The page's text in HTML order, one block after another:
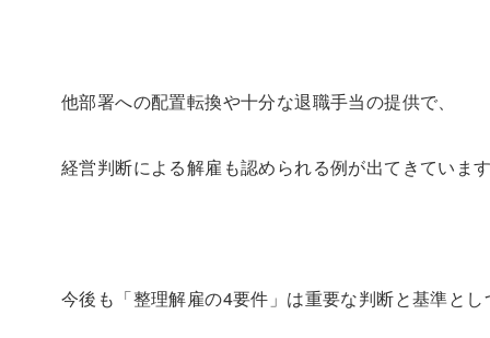
他部署への配置転換や十分な退職手当の提供で、
経営判断による解雇も認められる例が出てきています
今後も「整理解雇の4要件」は重要な判断と基準とし